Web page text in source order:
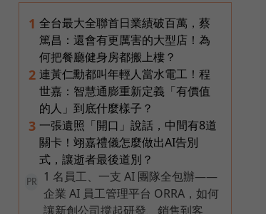
1 全台最大全聯首日業績破百萬，蔡
篤昌：還會有更厲害的大型店！為
何把餐廳健身房都搬上樓？
2 連黃仁勳都叫年輕人當水電工！程
世嘉：智慧通膨重新定義「有價值
的人」到底什麼樣子？
3 一張遺照「開口」說話，中間有8道
關卡！翊嘉禮儀怎麼做出AI告別
式，讓逝者最後道別？
PR
1 名員工、一支 AI 團隊全包辦——
企業 AI 員工管理平台 ORRA，如何
讓新創公司撐起研發、銷售到客